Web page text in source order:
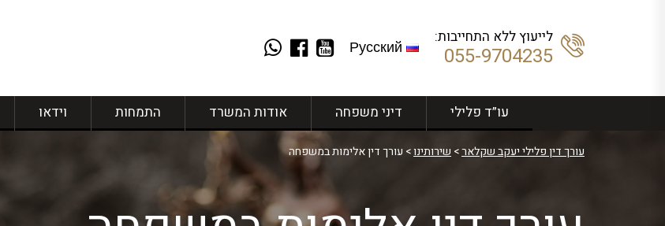
לייעוץ ללא התחייבות:
055-9704235
Русский
עו”ד פלילי דיני משפחה אודות המשרד התמחות וידאו
עורך דין פלילי יעקב שקלאר> שירותינו> עורך דין אלימות במשפחה